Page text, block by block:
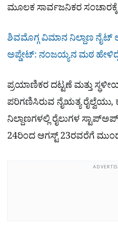
ಮೂಲಕ ಸಾರ್ವಜನಿಕರ ಸಂಚಾರಕ್ಕೆ
ಶಿವಮೊಗ್ಗ ವಿಮಾನ ನಿಲ್ದಾಣ
ಅಪ್ಡೇಟ್​: ನಂಜಯ್ಯನ ಮಠ
ಪ್ರಯಾಣಿಕರ ದಟ್ಟಣೆ ಮತ್ತು
ಪರಿಗಣಿಸಿರುವ ನೈಋತ್ಯ ರೈಲ್ವೆಯು,
ನಿಲ್ದಾಣಗಳಲ್ಲಿ ರೈಲುಗಳ
24ರಿಂದ ಆಗಸ್ಟ್ 23ರವರೆಗೆ